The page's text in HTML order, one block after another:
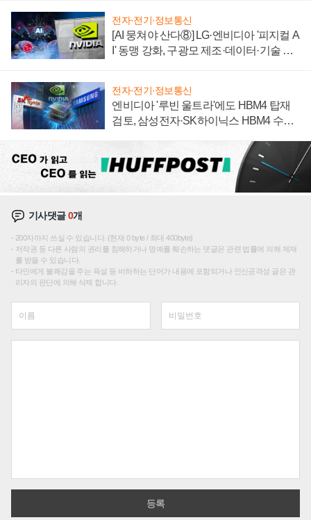
전자·전기·정보통신
[AI 뭉쳐야 산다⑧] LG·엔비디아 '피지컬 A
I' 동맹 강화, 구광모 제조·데이터·기술 결
전자·전기·정보통신
엔비디아 '루빈 울트라'에도 HBM4 탑재
검토, 삼성전자·SK하이닉스 HBM4 수율
기사댓글0개
200자까지 쓰실 수 있습니다. (현재 0 byte / 최대 400byte)
저작권 등 다른 사람의 권리를 침해하거나 명예를 훼손하는 댓글은 관련 법률에 의해 제재
를 받을 수 있습니다.
타인에게 불쾌감을 주는 욕설 등 비하하는 단어가 내용에 포함되거나 인신공격성 글은 관
리자의 판단에 의해 삭제 합니다.